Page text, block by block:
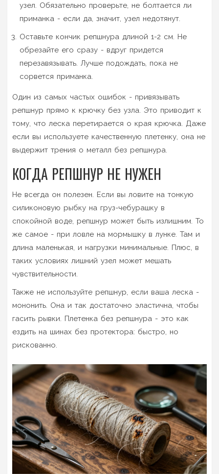
узел. Обязательно проверьте, не болтается ли
приманка - если да, значит, узел недотянут.
Оставьте кончик репшнурa длиной 1-2 см. Не
обрезайте его сразу - вдруг придется
перезавязывать. Лучше подождать, пока не
сорвется приманка.
Один из самых частых ошибок - привязывать
репшнур прямо к крючку без узла. Это приводит к
тому, что леска перетирается о края крючка. Даже
если вы используете качественную плетенку, она не
выдержит трения о металл без репшнурa.
КОГДА РЕПШНУР НЕ НУЖЕН
Не всегда он полезен. Если вы ловите на тонкую
силиконовую рыбку на груз-чебурашку в
спокойной воде, репшнур может быть излишним. То
же самое - при ловле на мормышку в лунке. Там и
длина маленькая, и нагрузки минимальные. Плюс, в
таких условиях лишний узел может мешать
чувствительности.
Также не используйте репшнур, если ваша леска -
мононить. Она и так достаточно эластична, чтобы
гасить рывки. Плетенка без репшнурa - это как
ездить на шинах без протектора: быстро, но
рискованно.